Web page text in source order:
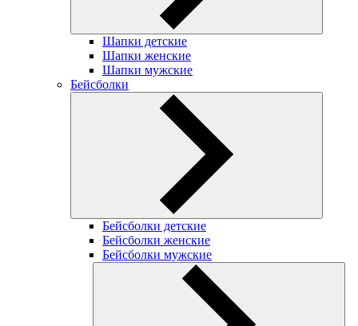
Шапки детские
Шапки женские
Шапки мужские
Бейсболки
Бейсболки детские
Бейсболки женские
Бейсболки мужские